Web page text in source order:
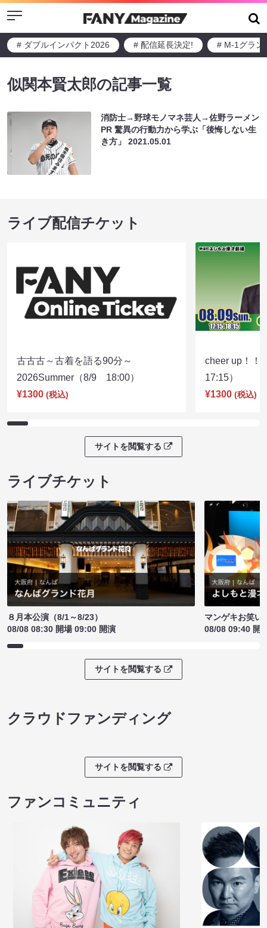
Menu
# ダブルインパクト2026 # 配信延長決定! # M-1グラン
似関本賢太郎の記事一覧
消防士→野球モノマネ芸人→佐野ラーメン
PR 驚異の行動力から学ぶ「後悔しない生
き方」2021.05.01
ライブ配信チケット
古古古～古着を語る90分～
2026Summer（8/9 18:00）
¥1300 (税込)
cheer up！
17:15）
¥1300 (税込)
サイトを閲覧する
ライブチケット
８月本公演（8/1～8/23）
08/08 08:30 開場 09:00 開演
マンゲキお笑い
08/08 09:40 開
サイトを閲覧する
クラウドファンディング
サイトを閲覧する
ファンコミュニティ